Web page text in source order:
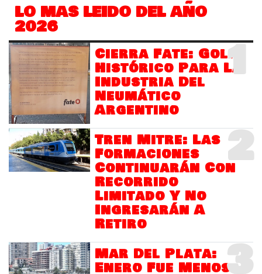
LO MAS LEIDO DEL AÑO
2026
1
Cierra Fate: Golpe
Histórico Para La
Industria Del
Neumático
Argentino
2
Tren Mitre: Las
Formaciones
Continuarán Con
Recorrido
Limitado Y No
Ingresarán A
Retiro
3
Mar Del Plata:
Enero Fue Menos